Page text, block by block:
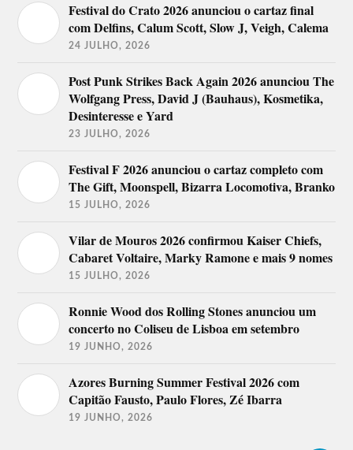
Festival do Crato 2026 anunciou o cartaz final
com Delfins, Calum Scott, Slow J, Veigh, Calema
24 JULHO, 2026
Post Punk Strikes Back Again 2026 anunciou The
Wolfgang Press, David J (Bauhaus), Kosmetika,
Desinteresse e Yard
23 JULHO, 2026
Festival F 2026 anunciou o cartaz completo com
The Gift, Moonspell, Bizarra Locomotiva, Branko
15 JULHO, 2026
Vilar de Mouros 2026 confirmou Kaiser Chiefs,
Cabaret Voltaire, Marky Ramone e mais 9 nomes
15 JULHO, 2026
Ronnie Wood dos Rolling Stones anunciou um
concerto no Coliseu de Lisboa em setembro
19 JUNHO, 2026
Azores Burning Summer Festival 2026 com
Capitão Fausto, Paulo Flores, Zé Ibarra
19 JUNHO, 2026